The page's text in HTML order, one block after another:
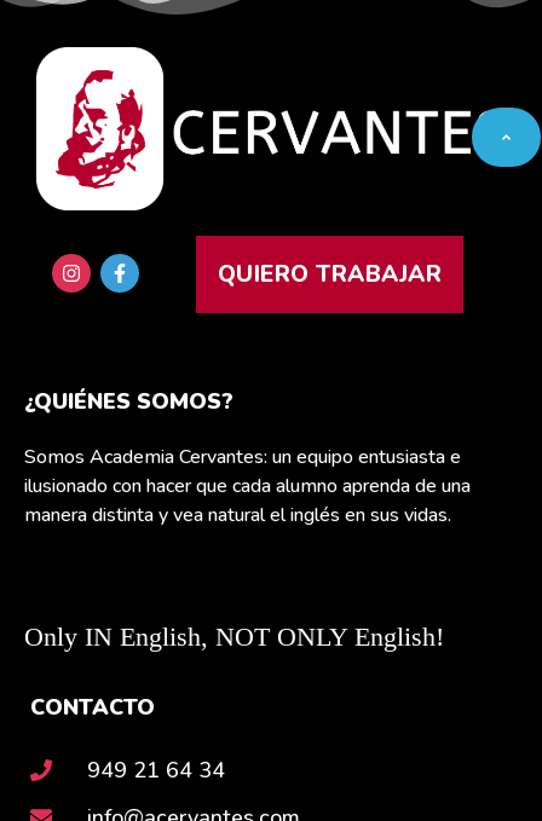
QUIERO TRABAJAR
¿QUIÉNES SOMOS?
Somos Academia Cervantes: un equipo entusiasta e
ilusionado con hacer que cada alumno aprenda de una
manera distinta y vea natural el inglés en sus vidas.
Only IN English, NOT ONLY English!
CONTACTO
949 21 64 34